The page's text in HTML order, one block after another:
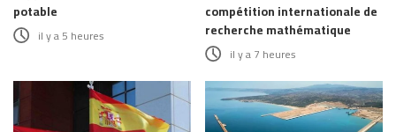
potable
il y a 5 heures
compétition internationale de
recherche mathématique
il y a 7 heures